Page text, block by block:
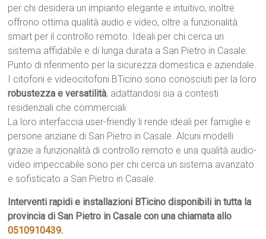
per chi desidera un impianto elegante e intuitivo, inoltre
offrono ottima qualità audio e video, oltre a funzionalità
smart per il controllo remoto. Ideali per chi cerca un
sistema affidabile e di lunga durata a San Pietro in Casale.
Punto di riferimento per la sicurezza domestica e aziendale.
I citofoni e videocitofoni BTicino sono conosciuti per la loro
robustezza e versatilità, adattandosi sia a contesti
residenziali che commerciali.
La loro interfaccia user-friendly li rende ideali per famiglie e
persone anziane di San Pietro in Casale. Alcuni modelli
grazie a funzionalità di controllo remoto e una qualità audio-
video impeccabile sono per chi cerca un sistema avanzato
e sofisticato a San Pietro in Casale.
Interventi rapidi e installazioni BTicino disponibili in tutta la
provincia di San Pietro in Casale con una chiamata allo
0510910439.